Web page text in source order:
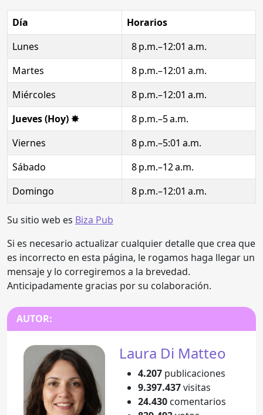
Día
Horarios
Lunes
8 p.m.–12:01 a.m.
Martes
8 p.m.–12:01 a.m.
Miércoles
8 p.m.–12:01 a.m.
Jueves (Hoy) ✸
8 p.m.–5 a.m.
Viernes
8 p.m.–5:01 a.m.
Sábado
8 p.m.–12 a.m.
Domingo
8 p.m.–12:01 a.m.
Su sitio web es Biza Pub
Si es necesario actualizar cualquier detalle que crea que
es incorrecto en esta página, le rogamos haga llegar un
mensaje y lo corregiremos a la brevedad.
Anticipadamente gracias por su colaboración.
AUTOR:
Laura Di Matteo
4.207 publicaciones
9.397.437visitas
24.430 comentarios